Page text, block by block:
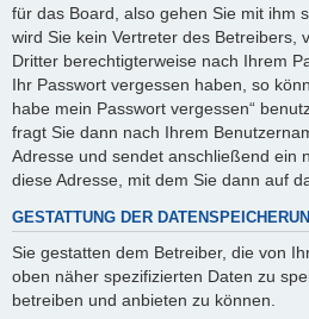
für das Board, also gehen Sie mit ihm
wird Sie kein Vertreter des Betreibers,
Dritter berechtigterweise nach Ihrem
Ihr Passwort vergessen haben, so
habe mein Passwort vergessen“
fragt Sie dann nach Ihrem
Adresse und sendet anschließend ein
diese Adresse, mit dem Sie dann auf
GESTATTUNG DER
Sie gestatten dem Betreiber, die von
oben näher spezifizierten Daten zu
betreiben und anbieten zu können.